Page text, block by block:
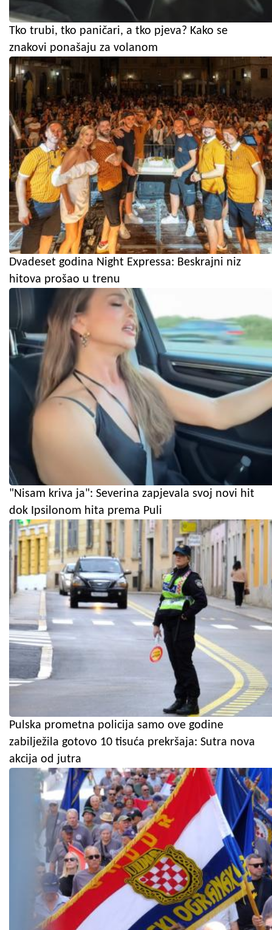
Tko trubi, tko paničari, a tko pjeva? Kako se
znakovi ponašaju za volanom
Dvadeset godina Night Expressa: Beskrajni niz
hitova prošao u trenu
"Nisam kriva ja": Severina zapjevala svoj novi hit
dok Ipsilonom hita prema Puli
Pulska prometna policija samo ove godine
zabilježila gotovo 10 tisuća prekršaja: Sutra nova
akcija od jutra